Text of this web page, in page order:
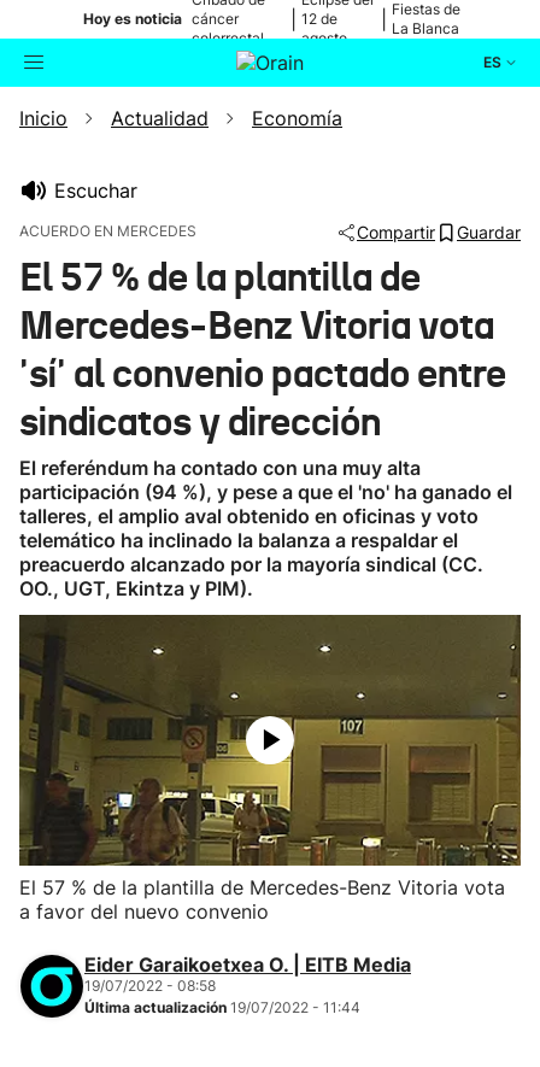
Hoy es noticia cáncer
colorrectal
12 de
agosto
Fiestas de
La Blanca
ES
Buscador Actualidad
Ikusmiran
Eguraldia
Inicio Actualidad Economía
Escuchar
ACUERDO EN MERCEDES Compartir Guardar
El 57 % de la plantilla de
Mercedes-Benz Vitoria vota
'sí' al convenio pactado entre
sindicatos y dirección
El referéndum ha contado con una muy alta
participación (94 %), y pese a que el 'no' ha ganado el
talleres, el amplio aval obtenido en oficinas y voto
telemático ha inclinado la balanza a respaldar el
preacuerdo alcanzado por la mayoría sindical (CC.
OO., UGT, Ekintza y PIM).
El 57 % de la plantilla de Mercedes-Benz Vitoria vota
a favor del nuevo convenio
Eider Garaikoetxea O. | EITB Media
19/07/2022 - 08:58
Última actualización 19/07/2022 - 11:44